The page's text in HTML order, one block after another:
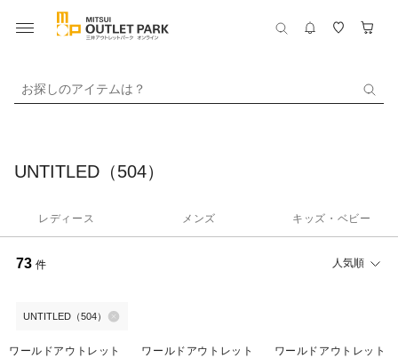
お探しのアイテムは？
UNTITLED（504）
レディース メンズ キッズ・ベビー
73 件 人気順
UNTITLED（504）
ワールドアウトレット ワールドアウトレット ワールドアウトレット